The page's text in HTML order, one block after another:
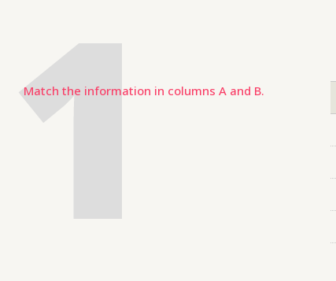
Match the information in columns A and B.